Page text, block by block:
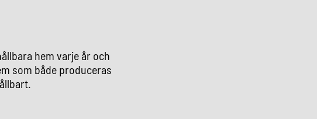
hem varje år och
som både produceras